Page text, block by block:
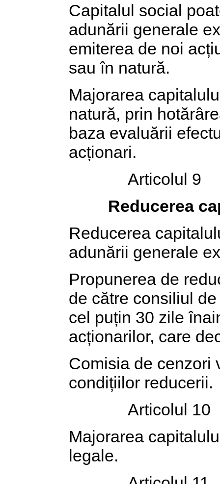
Capitalul social
adunării generale
emiterea de noi
sau în natură.
Majorarea
natură, prin
baza evaluării
acționari.
Articolul 9
Reducerea
Reducerea
adunării generale
Propunerea de
de către consiliul
cel puțin 30 zile
acționarilor, care
Comisia de cenzori
condițiilor reducerii.
Articolul 10
Majorarea
legale.